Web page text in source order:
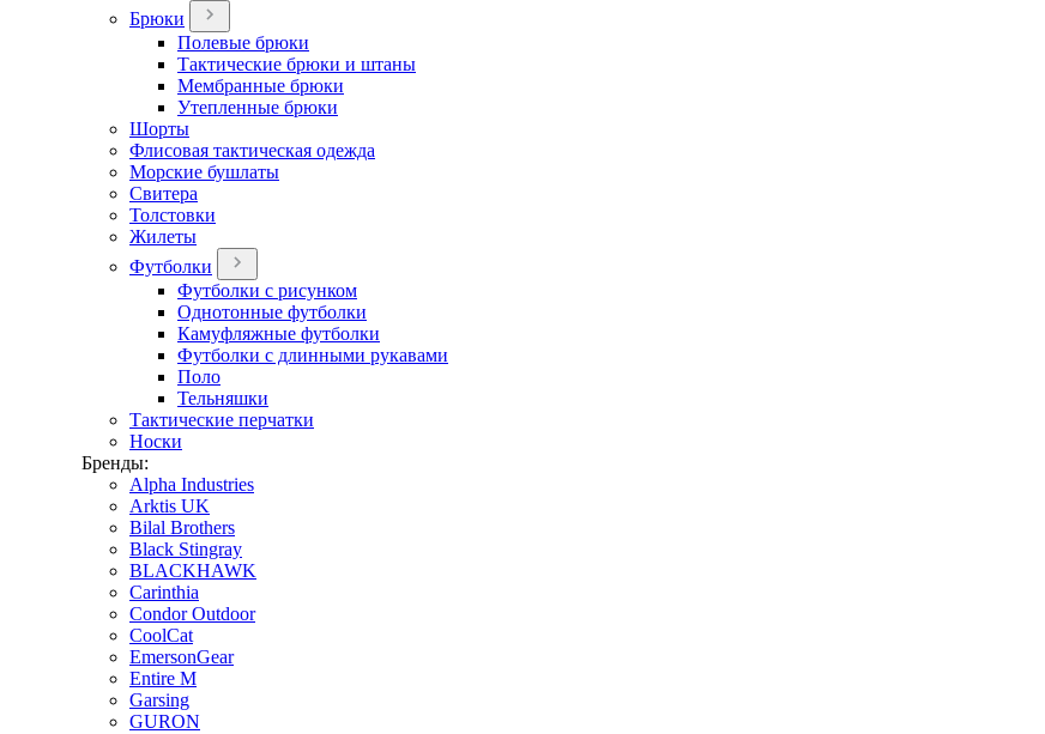
Брюки
Полевые брюки
Тактические брюки и штаны
Мембранные брюки
Утепленные брюки
Шорты
Флисовая тактическая одежда
Морские бушлаты
Свитера
Толстовки
Жилеты
Футболки
Футболки с рисунком
Однотонные футболки
Камуфляжные футболки
Футболки с длинными рукавами
Поло
Тельняшки
Тактические перчатки
Носки
Бренды:
Alpha Industries
Arktis UK
Bilal Brothers
Black Stingray
BLACKHAWK
Carinthia
Condor Outdoor
CoolCat
EmersonGear
Entire M
Garsing
GURON